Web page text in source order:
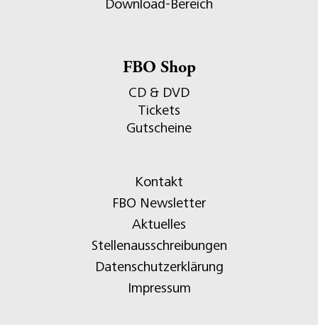
Download-Bereich
FBO Shop
CD & DVD
Tickets
Gutscheine
Kontakt
FBO Newsletter
Aktuelles
Stellenausschreibungen
Datenschutzerklärung
Impressum